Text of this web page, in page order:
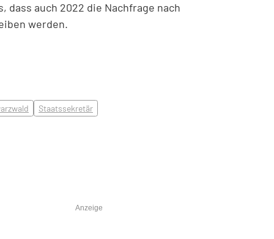
auch 2022 die Nachfrage nach
werden.
Staatssekretär
Anzeige